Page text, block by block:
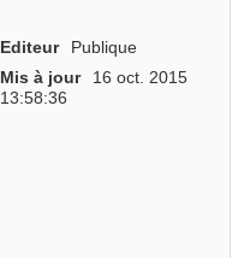
Editeur
Publique
Mis à jour
16 oct. 2015
13:58:36